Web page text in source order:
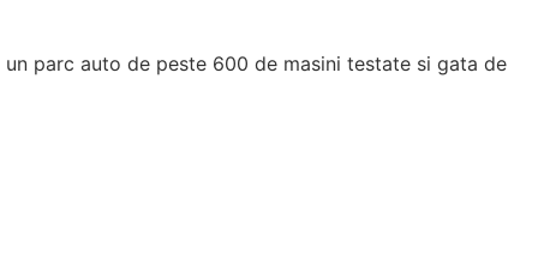
parc auto de peste 600 de masini testate si gata de